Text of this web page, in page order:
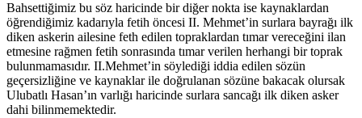
Bahsettiğimiz bu söz haricinde bir diğer nokta ise kaynaklardan
öğrendiğimiz kadarıyla fetih öncesi II. Mehmet’in surlara bayrağı ilk
diken askerin ailesine feth edilen topraklardan tımar vereceğini ilan
etmesine rağmen fetih sonrasında tımar verilen herhangi bir toprak
bulunmamasıdır. II.Mehmet’in söylediği iddia edilen sözün
geçersizliğine ve kaynaklar ile doğrulanan sözüne bakacak olursak
Ulubatlı Hasan’ın varlığı haricinde surlara sancağı ilk diken asker
dahi bilinmemektedir.